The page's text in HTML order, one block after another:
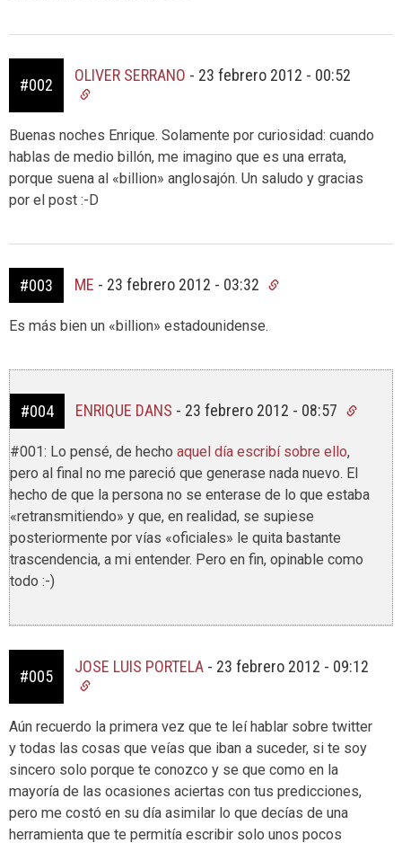
#002
OLIVER SERRANO - 23 febrero 2012 - 00:52
Buenas noches Enrique. Solamente por curiosidad: cuando
hablas de medio billón, me imagino que es una errata,
porque suena al «billion» anglosajón. Un saludo y gracias
por el post :-D
#003 ME - 23 febrero 2012 - 03:32
Es más bien un «billion» estadounidense.
#004 ENRIQUE DANS - 23 febrero 2012 - 08:57
#001: Lo pensé, de hecho aquel día escribí sobre ello,
pero al final no me pareció que generase nada nuevo. El
hecho de que la persona no se enterase de lo que estaba
«retransmitiendo» y que, en realidad, se supiese
posteriormente por vías «oficiales» le quita bastante
trascendencia, a mi entender. Pero en fin, opinable como
todo :-)
#005
JOSE LUIS PORTELA - 23 febrero 2012 - 09:12
Aún recuerdo la primera vez que te leí hablar sobre twitter
y todas las cosas que veías que iban a suceder, si te soy
sincero solo porque te conozco y se que como en la
mayoría de las ocasiones aciertas con tus predicciones,
pero me costó en su día asimilar lo que decías de una
herramienta que te permitía escribir solo unos pocos